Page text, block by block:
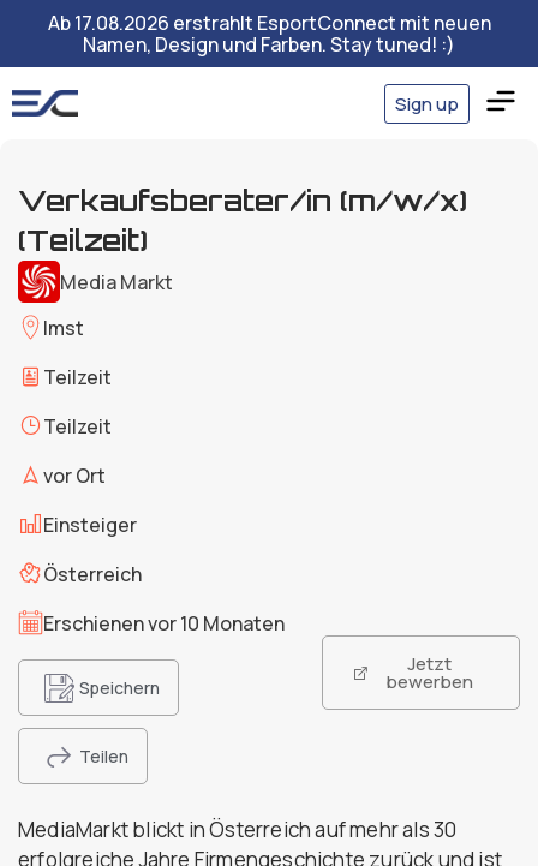
Ab 17.08.2026 erstrahlt EsportConnect mit neuen
Namen, Design und Farben. Stay tuned! :)
Sign up
Verkaufsberater/in (m/w/x)
(Teilzeit)
Media Markt
Imst
Teilzeit
Teilzeit
vor Ort
Einsteiger
Österreich
Erschienen vor 10 Monaten
Speichern
Teilen
Jetzt
bewerben
MediaMarkt blickt in Österreich auf mehr als 30
erfolgreiche Jahre Firmengeschichte zurück und ist